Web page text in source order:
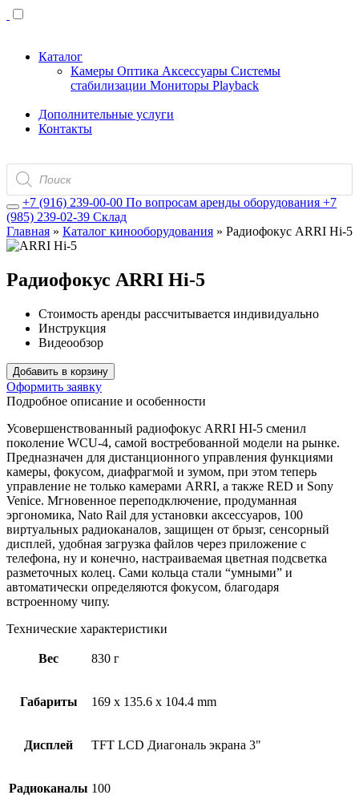
Каталог
Камеры Оптика Аксессуары Системы
стабилизации Мониторы Playback
Дополнительные услуги
Контакты
Поиск
товаров
+7 (916) 239-00-00 По вопросам аренды оборудования +7
(985) 239-02-39 Склад
Главная » Каталог кинооборудования » Радиофокус ARRI Hi-5
Радиофокус ARRI Hi-5
Стоимость аренды рассчитывается индивидуально
Инструкция
Видеообзор
Добавить в корзину
Оформить заявку
Подробное описание и особенности
Усовершенствованный радиофокус ARRI HI-5 сменил
поколение WCU-4, самой востребованной модели на рынке.
Предназначен для дистанционного управления функциями
камеры, фокусом, диафрагмой и зумом, при этом теперь
управление не только камерами ARRI, а также RED и Sony
Venice. Мгновенное переподключение, продуманная
эргономика, Nato Rail для установки аксессуаров, 100
виртуальных радиоканалов, защищен от брызг, сенсорный
дисплей, удобная загрузка файлов через приложение с
телефона, ну и конечно, настраиваемая цветная подсветка
разметочных колец. Сами кольца стали “умными” и
автоматически определяются фокусом, благодаря
встроенному чипу.
Технические характеристики
Вес 830 г
Габариты 169 x 135.6 x 104.4 mm
Дисплей TFT LCD Диагональ экрана 3"
Радиоканалы 100